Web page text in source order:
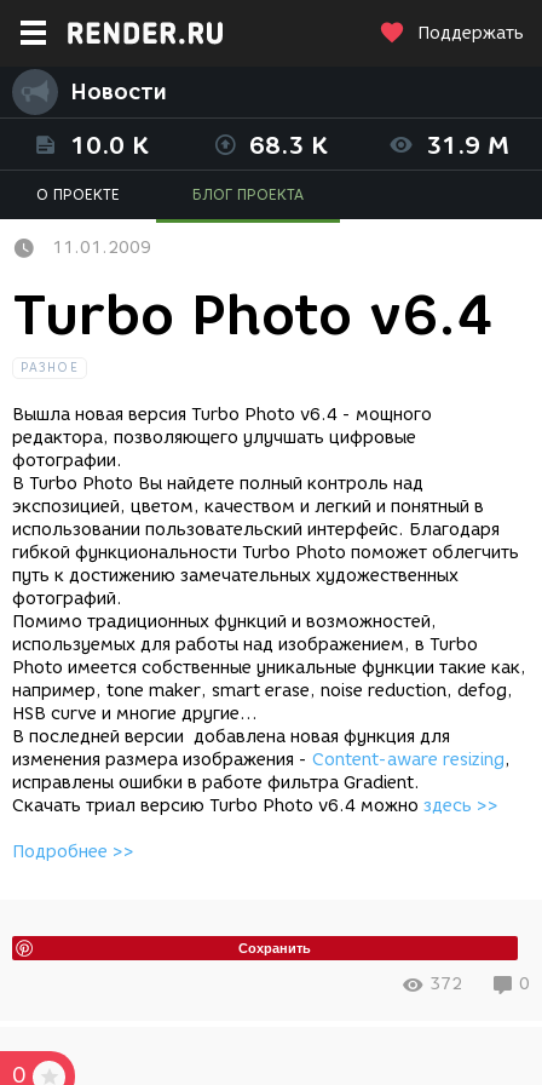
Поддержать
Новости
10.0 K 68.3 K 31.9 M
О ПРОЕКТЕ БЛОГ ПРОЕКТА
11.01.2009
Turbo Photo v6.4
РАЗНОЕ
Вышла новая версия Turbo Photo v6.4 - мощного
редактора, позволяющего улучшать цифровые
фотографии.
В Turbo Photo Вы найдете полный контроль над
экспозицией, цветом, качеством и легкий и понятный в
использовании пользовательский интерфейс. Благодаря
гибкой функциональности Turbo Photo поможет облегчить
путь к достижению замечательных художественных
фотографий.
Помимо традиционных функций и возможностей,
используемых для работы над изображением, в Turbo
Photo имеется собственные уникальные функции такие как,
например, tone maker, smart erase, noise reduction, defog,
HSB curve и многие другие...
В последней версии добавлена новая функция для
изменения размера изображения - Content-aware resizing,
исправлены ошибки в работе фильтра Gradient.
Скачать триал версию Turbo Photo v6.4 можно здесь >>
Подробнее >>
Сохранить
372 0
0